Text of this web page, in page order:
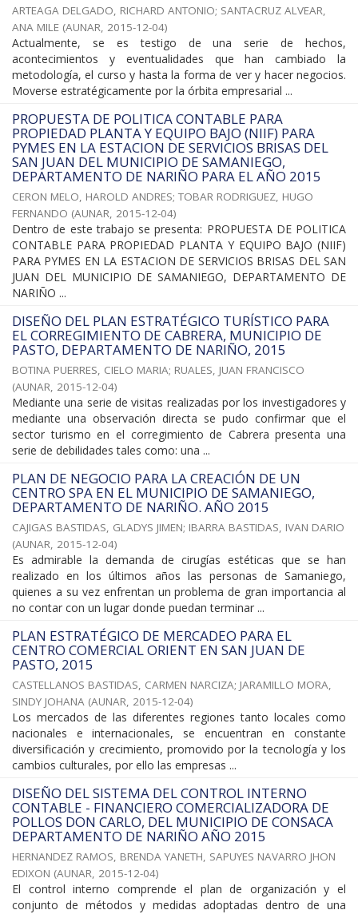
ARTEAGA DELGADO, RICHARD ANTONIO; SANTACRUZ ALVEAR,
ANA MILE (AUNAR, 2015-12-04)
Actualmente, se es testigo de una serie de hechos,
acontecimientos y eventualidades que han cambiado la
metodología, el curso y hasta la forma de ver y hacer negocios.
Moverse estratégicamente por la órbita empresarial ...
PROPUESTA DE POLITICA CONTABLE PARA
PROPIEDAD PLANTA Y EQUIPO BAJO (NIIF) PARA
PYMES EN LA ESTACION DE SERVICIOS BRISAS DEL
SAN JUAN DEL MUNICIPIO DE SAMANIEGO,
DEPARTAMENTO DE NARIÑO PARA EL AÑO 2015
CERON MELO, HAROLD ANDRES; TOBAR RODRIGUEZ, HUGO
FERNANDO (AUNAR, 2015-12-04)
Dentro de este trabajo se presenta: PROPUESTA DE POLITICA
CONTABLE PARA PROPIEDAD PLANTA Y EQUIPO BAJO (NIIF)
PARA PYMES EN LA ESTACION DE SERVICIOS BRISAS DEL SAN
JUAN DEL MUNICIPIO DE SAMANIEGO, DEPARTAMENTO DE
NARIÑO ...
DISEÑO DEL PLAN ESTRATÉGICO TURÍSTICO PARA
EL CORREGIMIENTO DE CABRERA, MUNICIPIO DE
PASTO, DEPARTAMENTO DE NARIÑO, 2015
BOTINA PUERRES, CIELO MARIA; RUALES, JUAN FRANCISCO
(AUNAR, 2015-12-04)
Mediante una serie de visitas realizadas por los investigadores y
mediante una observación directa se pudo confirmar que el
sector turismo en el corregimiento de Cabrera presenta una
serie de debilidades tales como: una ...
PLAN DE NEGOCIO PARA LA CREACIÓN DE UN
CENTRO SPA EN EL MUNICIPIO DE SAMANIEGO,
DEPARTAMENTO DE NARIÑO. AÑO 2015
CAJIGAS BASTIDAS, GLADYS JIMEN; IBARRA BASTIDAS, IVAN DARIO
(AUNAR, 2015-12-04)
Es admirable la demanda de cirugías estéticas que se han
realizado en los últimos años las personas de Samaniego,
quienes a su vez enfrentan un problema de gran importancia al
no contar con un lugar donde puedan terminar ...
PLAN ESTRATÉGICO DE MERCADEO PARA EL
CENTRO COMERCIAL ORIENT EN SAN JUAN DE
PASTO, 2015
CASTELLANOS BASTIDAS, CARMEN NARCIZA; JARAMILLO MORA,
SINDY JOHANA (AUNAR, 2015-12-04)
Los mercados de las diferentes regiones tanto locales como
nacionales e internacionales, se encuentran en constante
diversificación y crecimiento, promovido por la tecnología y los
cambios culturales, por ello las empresas ...
DISEÑO DEL SISTEMA DEL CONTROL INTERNO
CONTABLE - FINANCIERO COMERCIALIZADORA DE
POLLOS DON CARLO, DEL MUNICIPIO DE CONSACA
DEPARTAMENTO DE NARIÑO AÑO 2015
HERNANDEZ RAMOS, BRENDA YANETH, SAPUYES NAVARRO JHON
EDIXON (AUNAR, 2015-12-04)
El control interno comprende el plan de organización y el
conjunto de métodos y medidas adoptadas dentro de una